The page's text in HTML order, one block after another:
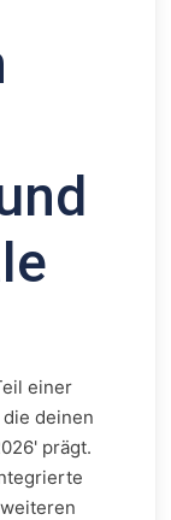
einer
deinen
prägt.